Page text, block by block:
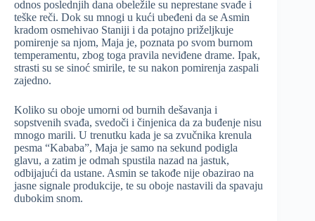
odnos poslednjih dana obeležile su neprestane svađe i
teške reči. Dok su mnogi u kući ubeđeni da se Asmin
kradom osmehivao Staniji i da potajno priželjkuje
pomirenje sa njom, Maja je, poznata po svom burnom
temperamentu, zbog toga pravila neviđene drame. Ipak,
strasti su se sinoć smirile, te su nakon pomirenja zaspali
zajedno.
Koliko su oboje umorni od burnih dešavanja i
sopstvenih svađa, svedoči i činjenica da za buđenje nisu
mnogo marili. U trenutku kada je sa zvučnika krenula
pesma “Kababa”, Maja je samo na sekund podigla
glavu, a zatim je odmah spustila nazad na jastuk,
odbijajući da ustane. Asmin se takođe nije obazirao na
jasne signale produkcije, te su oboje nastavili da spavaju
dubokim snom.